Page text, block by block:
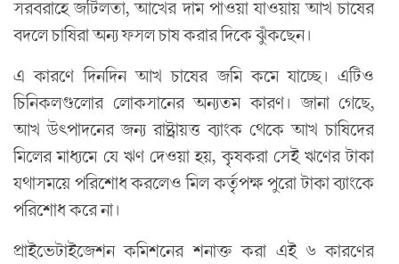
সরবরাহে জটিলতা, আখের দাম পাওয়া যাওয়ায় আখ চাষের
বদলে চাষিরা অন্য ফসল চাষ করার দিকে ঝুঁকছেন।
এ কারণে দিনদিন আখ চাষের জমি কমে যাচ্ছে। এটিও
চিনিকলগুলোর লোকসানের অন্যতম কারণ। জানা গেছে,
আখ উৎপাদনের জন্য রাষ্ট্রায়ত্ত ব্যাংক থেকে আখ চাষিদের
মিলের মাধ্যমে যে ঋণ দেওয়া হয়, কৃষকরা সেই ঋণের টাকা
যথাসময়ে পরিশোধ করলেও মিল কর্তৃপক্ষ পুরো টাকা ব্যাংকে
পরিশোধ করে না।
প্রাইভেটাইজেশন কমিশনের শনাক্ত করা এই ৬ কারণের